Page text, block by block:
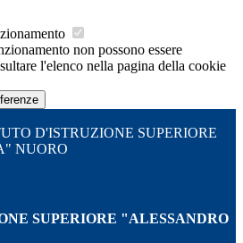
non possono essere
l'elenco nella pagina della cookie
D'ISTRUZIONE SUPERIORE
NUORO
SUPERIORE "ALESSANDRO